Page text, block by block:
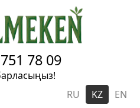
78 09
RU
KZ EN